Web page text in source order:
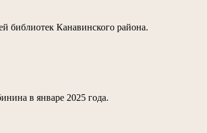
библиотек Канавинского района.
в январе 2025 года.